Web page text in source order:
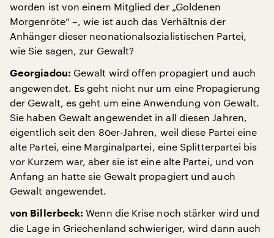
worden ist von einem Mitglied der „Goldenen
Morgenröte“ –, wie ist auch das Verhältnis der
Anhänger dieser neonationalsozialistischen Partei,
wie Sie sagen, zur Gewalt?
Georgiadou: Gewalt wird offen propagiert und auch
angewendet. Es geht nicht nur um eine Propagierung
der Gewalt, es geht um eine Anwendung von Gewalt.
Sie haben Gewalt angewendet in all diesen Jahren,
eigentlich seit den 80er-Jahren, weil diese Partei eine
alte Partei, eine Marginalpartei, eine Splitterpartei bis
vor Kurzem war, aber sie ist eine alte Partei, und von
Anfang an hatte sie Gewalt propagiert und auch
Gewalt angewendet.
von Billerbeck: Wenn die Krise noch stärker wird und
die Lage in Griechenland schwieriger, wird dann auch